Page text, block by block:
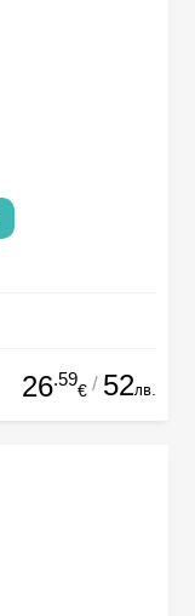
26.59
€ / 52лв.